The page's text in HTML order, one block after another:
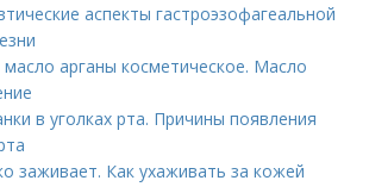
аспекты гастроэзофагеальной
масло арганы косметическое. Масло
в уголках рта. Причины появления
заживает. Как ухаживать за кожей